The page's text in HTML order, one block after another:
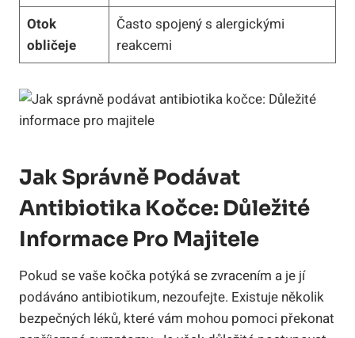
Otok
obličeje
Často spojený s alergickými
reakcemi
Jak ‌správně Podávat
Antibiotika ⁢kočce:​ Důležité
Informace Pro Majitele
Pokud se ​vaše kočka potýká se zvracením ​a je jí
podáváno antibiotikum, nezoufejte. Existuje několik
bezpečných léků, které⁤ vám mohou ⁣pomoci překonat